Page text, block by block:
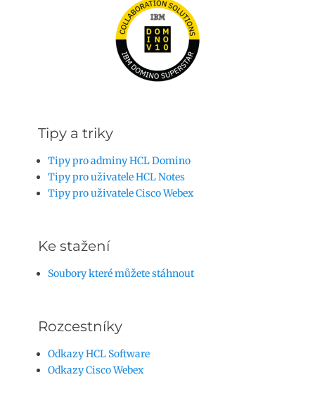
Tipy a triky
Tipy pro adminy HCL Domino
Tipy pro uživatele HCL Notes
Tipy pro uživatele Cisco Webex
Ke stažení
Soubory které můžete stáhnout
Rozcestníky
Odkazy HCL Software
Odkazy Cisco Webex